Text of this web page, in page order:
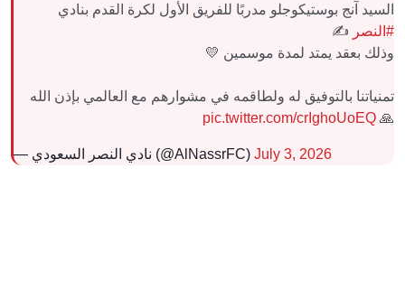
السيد آنج بوستيكوجلو مدربًا للفريق الأول لكرة القدم بنادي
#النصر ✍️
وذلك بعقد يمتد لمدة موسمين 💛
تمنياتنا بالتوفيق له ولطاقمه في مشوارهم مع العالمي بإذن الله
🙏
pic.twitter.com/crIghoUoEQ
— نادي النصر السعودي (@AlNassrFC) July 3, 2026